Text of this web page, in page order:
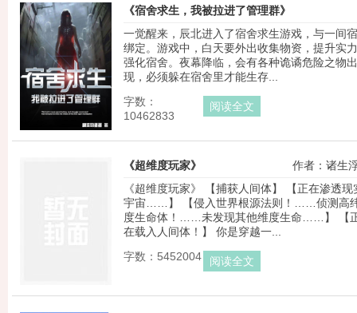
《宿舍求生，我被拉进了管理群》
作者：翻滚的
一觉醒来，辰北进入了宿舍求生游戏，与一间
绑定。游戏中，白天要外出收集物资，提升实
强化宿舍。夜幕降临，会有各种诡谲危险之物出
现，必须躲在宿舍里才能生存...
字数：
10462833
阅读全文
《超维度玩家》
作者：诸生
《超维度玩家》 【捕获人间体】 【正在渗透现
宇宙……】 【侵入世界根源法则！……侦测高
度生命体！……未发现其他维度生命……】 【
在载入人间体！】 你是穿越一...
字数：5452004
阅读全文